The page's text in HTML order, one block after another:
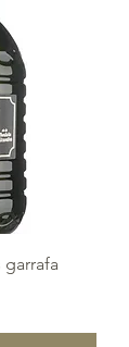
garrafa